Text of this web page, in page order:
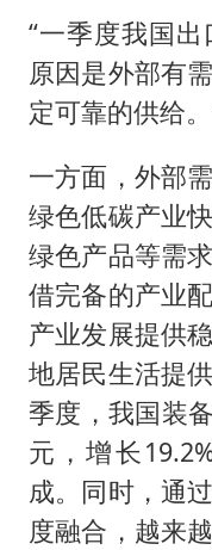
“一季度我国
原因是外部有
定可靠的供给。
一方面，外部
绿色低碳产业
绿色产品等需
借完备的产业
产业发展提供
地居民生活提
季度，我国装
元，增长
成。同时，通
度融合，越来